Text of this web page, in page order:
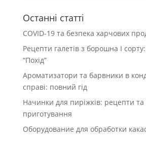
Останні статті
COVID-19 та безпека харчових
Рецепти галетів з борошна І
“Похід”
Ароматизатори та барвники в
справі: повний гід
Начинки для пиріжків: рецепти та
приготування
Оборудование для обработки